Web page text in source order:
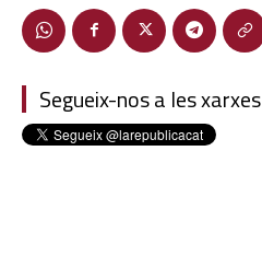
Segueix-nos a les xarxes